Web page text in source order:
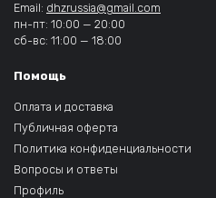
Email: dhzrussia@gmail.com
пн-пт: 10:00 — 20:00
сб-вс: 11:00 — 18:00
Помощь
Оплата и доставка
Публичная оферта
Политика конфиденциальности
Вопросы и ответы
Профиль